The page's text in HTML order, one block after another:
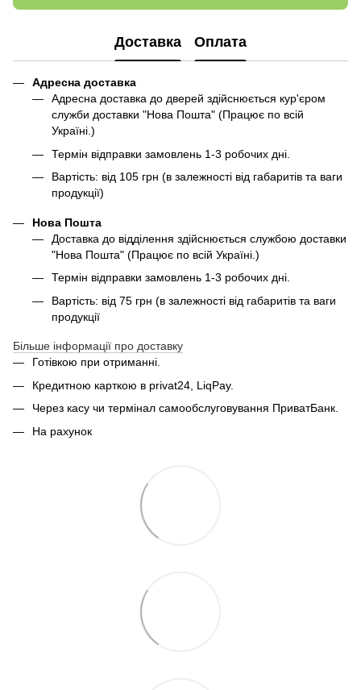
Доставка Оплата
Адресна доставка
Адресна доставка до дверей здійснюється кур'єром
служби доставки "Нова Пошта" (Працює по всій
Україні.)
Термін відправки замовлень 1-3 робочих дні.
Вартість: від 105 грн (в залежності від габаритів та ваги
продукції)
Нова Пошта
Доставка до відділення здійснюється службою доставки
"Нова Пошта" (Працює по всій Україні.)
Термін відправки замовлень 1-3 робочих дні.
Вартість: від 75 грн (в залежності від габаритів та ваги
продукції
Більше інформації про доставку
Готівкою при отриманні.
Кредитною карткою в privat24, LiqPay.
Через касу чи термінал самообслуговування ПриватБанк.
На рахунок